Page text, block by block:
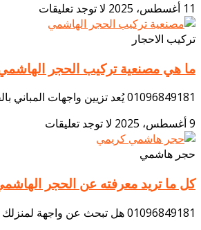
11 أغسطس، 2025
لا توجد تعليقات
تركيب الاحجار
ما هي مصنعية تركيب الحجر
01096849181 يُعد تزيين واجهات المباني بالحجر الهاشمي خيارًا يجمع بين الأصالة والرقي، لكن تحقيق النتيجة المثالية يتجاوز مجرد اختيار نوع الحجر. فالعامل الحاسم يكمن في
9 أغسطس، 2025
لا توجد تعليقات
حجر هاشمي
كل ما تريد معرفته عن الحجر الهاشمي الكريمي (حجر 80):
01096849181 هل تبحث عن واجهة لمنزلك تجمع بين الفخامة والتكلفة المعقولة؟ إن تحقيق هذا التوازن هو سر المظهر المثالي. يعتبر حجر هاشمي كريمي، المعروف شعبيًا